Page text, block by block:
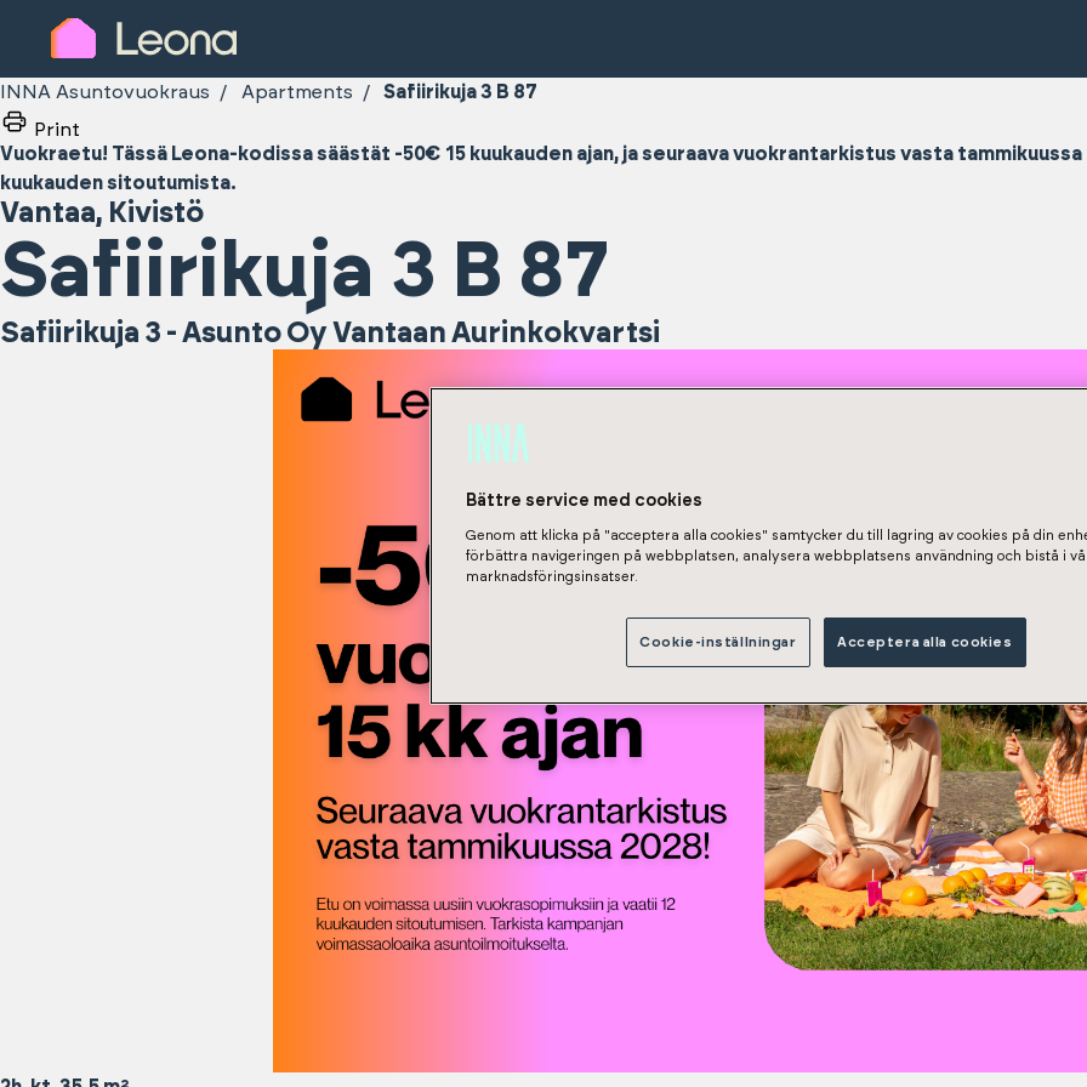
INNA Asuntovuokraus Apartments
Safiirikuja 3 B 87
Print
Vuokraetu! Tässä Leona-kodissa säästät -50€ 15 kuukauden ajan, ja seuraava vuokrantarkistus vasta
kuukauden sitoutumista.
Vantaa, Kivistö
Safiirikuja 3 B 87
Safiirikuja 3 - Asunto Oy Vantaan Aurinkokvartsi
Bättre service med cookies
Genom att klicka på "acceptera alla cookies" samtycker du till lagring av cookies på din
förbättra navigeringen på webbplatsen, analysera webbplatsens användning och bistå i
marknadsföringsinsatser.
Cookie-inställningar Acceptera alla cookies